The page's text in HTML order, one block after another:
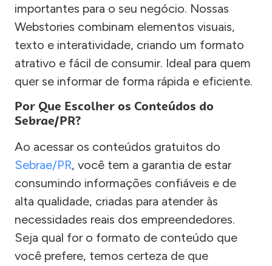
importantes para o seu negócio. Nossas
Webstories combinam elementos visuais,
texto e interatividade, criando um formato
atrativo e fácil de consumir. Ideal para quem
quer se informar de forma rápida e eficiente.
Por Que Escolher os Conteúdos do
Sebrae/PR?
Ao acessar os conteúdos gratuitos do
Sebrae/PR, você tem a garantia de estar
consumindo informações confiáveis e de
alta qualidade, criadas para atender às
necessidades reais dos empreendedores.
Seja qual for o formato de conteúdo que
você prefere, temos certeza de que